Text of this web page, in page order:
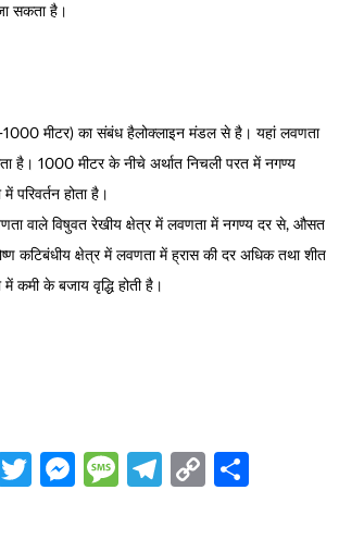
सकता है।
1000 मीटर) का संबंध हैलोक्लाइन मंडल से है। यहां लवणता
है। 1000 मीटर के नीचे अर्थात निचली परत में नगण्य
परिवर्तन होता है।
वाले विषुवत रेखीय क्षेत्र में लवणता में नगण्य दर से, औसत
कटिबंधीय क्षेत्र में लवणता में ह्रास की दर अधिक तथा शीत
कमी के बजाय वृद्धि होती है।
EmailTwitter
Messenger
Message
Telegram
Copy